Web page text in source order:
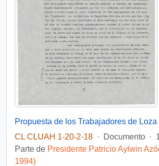
CL CLUAH 1-20-2-18 · Documento ·
Parte de Presidente Patricio Aylwin
1994)